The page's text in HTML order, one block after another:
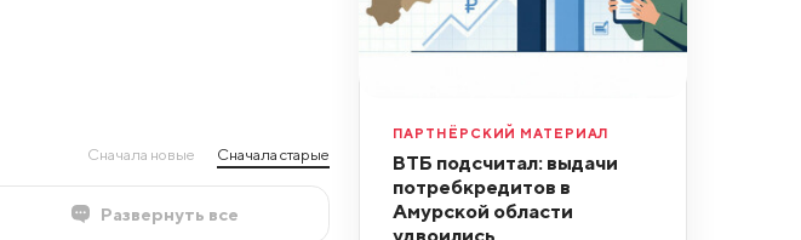
Сначала новые Сначала старые
Развернуть все
ПАРТНЁРСКИЙ МАТЕРИАЛ
ВТБ подсчитал: выдачи
потребкредитов в
Амурской области
удвоились